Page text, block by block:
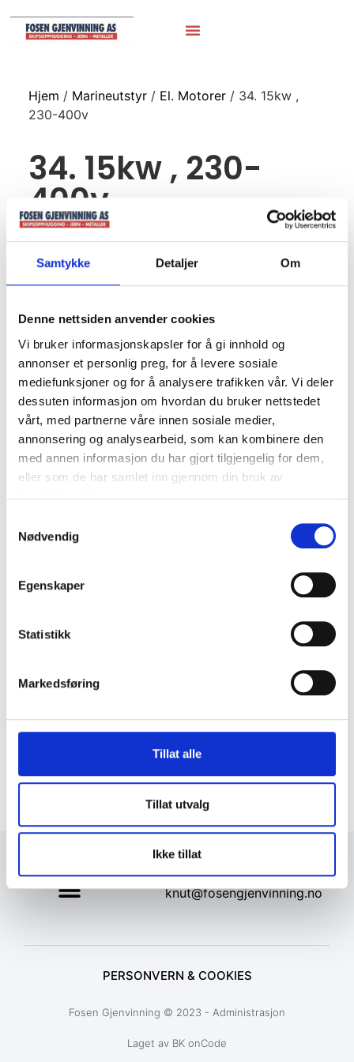
Samtykke Detaljer Om
Denne nettsiden anvender cookies
Vi bruker informasjonskapsler for å gi innhold og
annonser et personlig preg, for å levere sosiale
mediefunksjoner og for å analysere trafikken vår. Vi deler
dessuten informasjon om hvordan du bruker nettstedet
vårt, med partnerne våre innen sosiale medier,
annonsering og analysearbeid, som kan kombinere den
med annen informasjon du har gjort tilgjengelig for dem,
eller som de har samlet inn gjennom din bruk av
Nødvendig
Egenskaper
Statistikk
Markedsføring
Tillat alle
Tillat utvalg
Ikke tillat
Hjem / Marineutstyr/ El. Motorer/ 34. 15kw ,
230-400v
34. 15kw , 230-
400v
+47 72 53 44 30
knut@fosengjenvinning.no
PERSONVERN & COOKIES
Fosen Gjenvinning © 2023 - Administrasjon
Laget av BK onCode